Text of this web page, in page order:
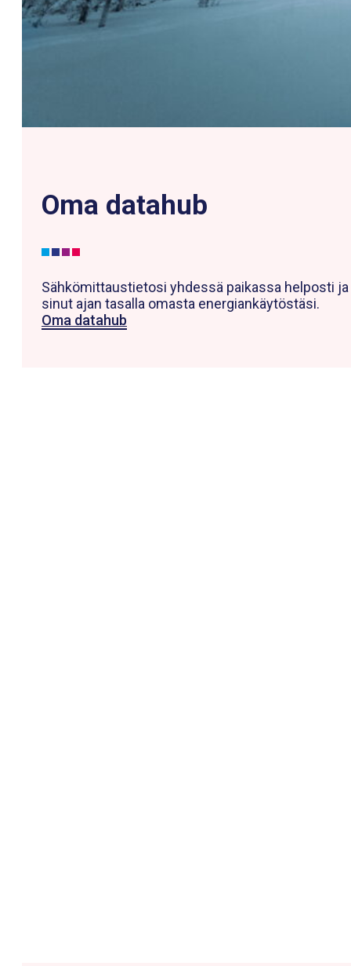
Oma datahub
Sähkömittaustietosi yhdessä paikassa helposti
sinut ajan tasalla omasta energiankäytöstäsi.
Oma datahub